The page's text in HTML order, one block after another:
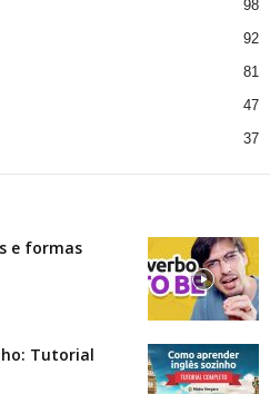
98
92
81
47
37
e formas
Tutorial